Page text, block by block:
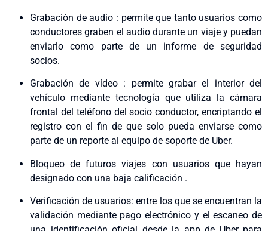
Grabación de audio : permite que tanto usuarios como
conductores graben el audio durante un viaje y puedan
enviarlo como parte de un informe de seguridad
socios.
Grabación de vídeo : permite grabar el interior del
vehículo mediante tecnología que utiliza la cámara
frontal del teléfono del socio conductor, encriptando el
registro con el fin de que solo pueda enviarse como
parte de un reporte al equipo de soporte de Uber.
Bloqueo de futuros viajes con usuarios que hayan
designado con una baja calificación .
Verificación de usuarios: entre los que se encuentran la
validación mediante pago electrónico y el escaneo de